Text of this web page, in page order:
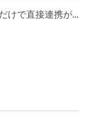
けで直接連携が